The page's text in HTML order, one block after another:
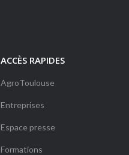
ACCÈS RAPIDES
AgroToulouse
Entreprises
Espace presse
Formations